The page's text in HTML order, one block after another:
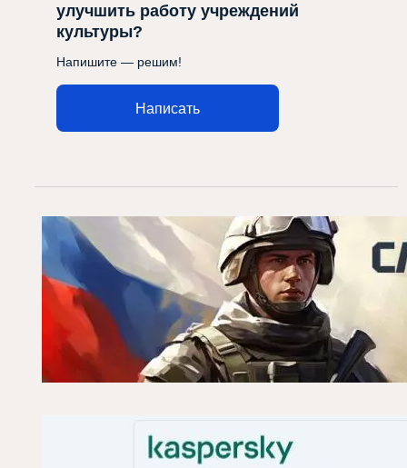
улучшить работу учреждений
культуры?
Напишите — решим!
Написать